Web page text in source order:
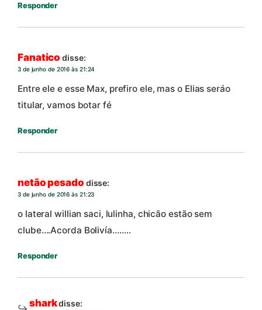
Responder
Fanatico disse:
3 de junho de 2016 às 21:24
Entre ele e esse Max, prefiro ele, mas o Elias seráo
titular, vamos botar fé
Responder
netão pesado disse:
3 de junho de 2016 às 21:23
o lateral willian saci, lulinha, chicão estão sem
clube….Acorda Bolivía……..
Responder
sharkdisse: